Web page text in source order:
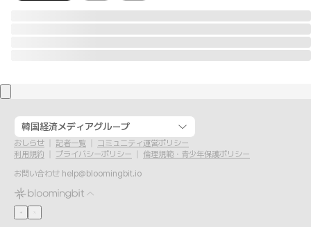
韓国経済メディアグループ
おしらせ 記者一覧
コミュニティ運営ポリシー
利用規約
プライバシーポリシー
倫理規範・青少年保護ポリシー
お問い合わせ help@bloomingbit.io